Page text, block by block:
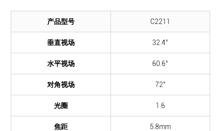
产品型号 C2211
垂直视场 32.4°
水平视场 60.6°
对角视场 72°
光圈 1.6
焦距 5.8mm